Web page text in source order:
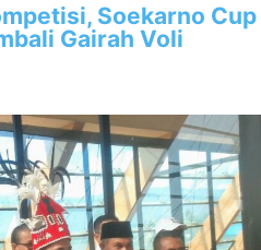
Soekarno Cup
Gairah Voli